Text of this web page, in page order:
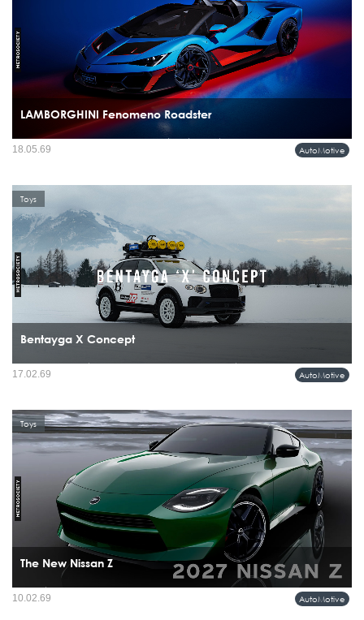
LAMBORGHINI Fenomeno Roadster
ซูเปอร์สปอร์ตเปิดประทุนรุ่นใหม่ล่าสุดที่แรงที่สุดเท่าที่แบรนด์เคยสร้างมา ด้วยขุมพลัง
AutoMotive
18.05.69
Bentayga X Concept
Bentley Motors เมื่อเลือกเปิดตัว Bentayga ‘X’ Concept ที่เวทีระดับไอคอนอย่าง FAT
Ice Race ณ เมือง Zell am See ประเทศ Austria ท่ามกลางหิมะ เสียงเครื่องยนต์ และ
Toys
AutoMotive
17.02.69
The New Nissan Z
ในยุคที่พาดหัวข่าวรถยนต์เต็มไปด้วยคำว่า EV และ AI การมาถึงของ Nissan Z รุ่น
ปรับโฉมล่าสุด กลับรู้สึกเหมือนการย้ำจุดยืนที่ชัดเจน สปอร์ตคาร์คูเป้แบบอนาล็อก
Toys
AutoMotive
10.02.69